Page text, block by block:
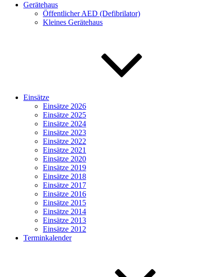
Gerätehaus
Öffentlicher AED (Defibrilator)
Kleines Gerätehaus
Einsätze
Einsätze 2026
Einsätze 2025
Einsätze 2024
Einsätze 2023
Einsätze 2022
Einsätze 2021
Einsätze 2020
Einsätze 2019
Einsätze 2018
Einsätze 2017
Einsätze 2016
Einsätze 2015
Einsätze 2014
Einsätze 2013
Einsätze 2012
Terminkalender